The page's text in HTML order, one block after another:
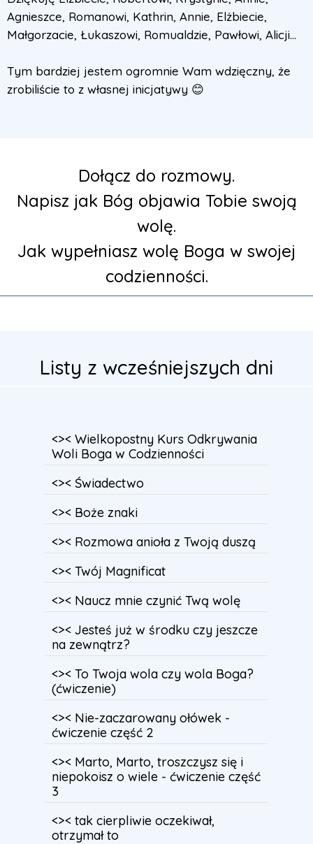
Agnieszce, Romanowi, Kathrin, Annie, Elżbiecie,
Małgorzacie, Łukaszowi, Romualdzie, Pawłowi, Alicji...
Tym bardziej jestem ogromnie Wam wdzięczny, że
zrobiliście to z własnej inicjatywy 😊
Dołącz do rozmowy.
Napisz jak Bóg objawia Tobie swoją
wolę.
Jak wypełniasz wolę Boga w swojej
codzienności.
Listy z wcześniejszych dni
<>< Wielkopostny Kurs Odkrywania
Woli Boga w Codzienności
<>< Świadectwo
<>< Boże znaki
<>< Rozmowa anioła z Twoją duszą
<>< Twój Magnificat
<>< Naucz mnie czynić Twą wolę
<>< Jesteś już w środku czy jeszcze
na zewnątrz?
<>< To Twoja wola czy wola Boga?
(ćwiczenie)
<>< Nie-zaczarowany ołówek -
ćwiczenie część 2
<>< Marto, Marto, troszczysz się i
niepokoisz o wiele - ćwiczenie część
3
<>< tak cierpliwie oczekiwał,
otrzymał to